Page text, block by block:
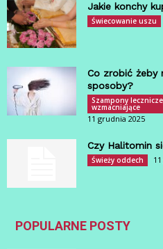
Jakie konchy
Świecowanie uszu
Co zrobić żeby
sposoby?
Szampony
wzmacniające
11 grudnia 2025
Czy Halitomin
Świeży oddech
POPULARNE POSTY